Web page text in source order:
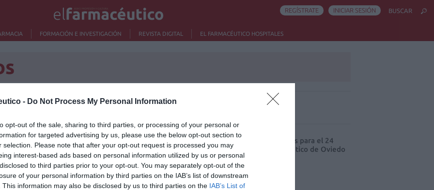
- Do Not Process My Personal Information
opt-out of the sale, sharing to third parties, or processing of your personal or
for targeted advertising by us, please use the below opt-out section to
selection. Please note that after your opt-out request is processed you may
interest-based ads based on personal information utilized by us or personal
to third parties prior to your opt-out. You may separately opt-out of the
of your personal information by third parties on the IAB’s list of downstream
This information may also be disclosed by us to third parties on the IAB’s List of
FORMACIÓN E INVESTIGACIÓN REVISTA DIGITAL EL FARMACÉUTICO HOSPITALES
REGÍSTRATE INICIAR SESIÓN BUSCAR
ocasiona la podredumbre de las uvas al final de la
tipos de infecciones: la podredumbre gris, resultado
de humedad y que produce la pérdida de los racimos
que ocurre cuando a unas condiciones de humedad
así los típicos vinos de postre dulces como los
Récord de comunicaciones para el 24
Congreso Nacional Farmacéutico de Oviedo